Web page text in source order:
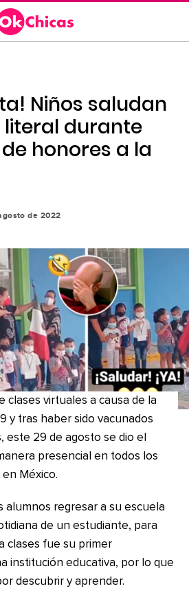
Niños saludan
durante
honores a la
de 2022
clases virtuales a causa de la
y tras haber sido vacunados
este 29 de agosto se dio el
presencial en todos los
México.
alumnos regresar a su escuela
de un estudiante, para
clases fue su primer
institución educativa, por lo que
descubrir y aprender.